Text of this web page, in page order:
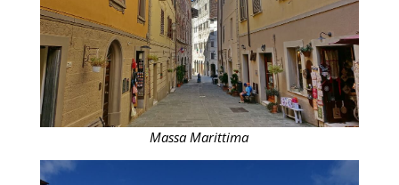
Massa Marittima